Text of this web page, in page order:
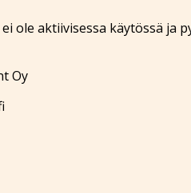
ole aktiivisessa käytössä ja
Oy